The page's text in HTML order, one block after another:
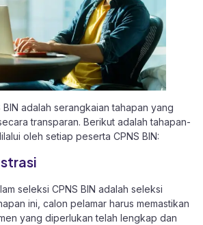
adalah serangkaian tahapan yang
transparan. Berikut adalah tahapan-
oleh setiap peserta CPNS BIN:
seleksi CPNS BIN adalah seleksi
ini, calon pelamar harus memastikan
yang diperlukan telah lengkap dan